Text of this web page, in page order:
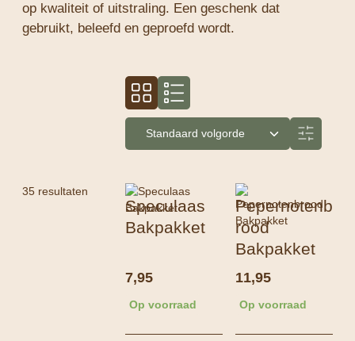
op kwaliteit of uitstraling. Een geschenk dat
gebruikt, beleefd en geproefd wordt.
35 resultaten
Speculaas
Bakpakket
7,95
Op voorraad
Pepernotenb
rood
Bakpakket
11,95
Op voorraad